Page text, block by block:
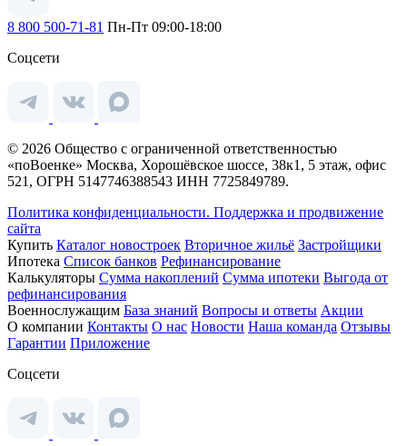
8 800 500-71-81 Пн-Пт 09:00-18:00
Соцсети
© 2026 Общество с ограниченной ответственностью
«поВоенке» Москва, Хорошёвское шоссе, 38к1, 5 этаж, офис
521, ОГРН 5147746388543 ИНН 7725849789.
Политика конфиденциальности. Поддержка и продвижение
сайта
Купить Каталог новостроек Вторичное жильё Застройщики
Ипотека Список банков Рефинансирование
Калькуляторы Сумма накоплений Сумма ипотеки Выгода от
рефинансирования
Военнослужащим База знаний Вопросы и ответы Акции
О компании Контакты О нас Новости Наша команда Отзывы
Гарантии Приложение
Соцсети